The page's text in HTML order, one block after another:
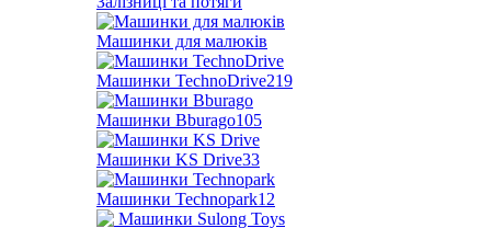
Машинки для малюків
Машинки TechnoDrive219
Машинки Bburago105
Машинки KS Drive33
Машинки Technopark12